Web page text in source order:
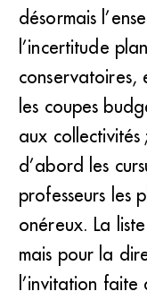
désormais
l’incertitude
conservatoires,
les coupes
aux collectivités
d’abord les
professeurs les
onéreux. La
mais pour la
l’invitation